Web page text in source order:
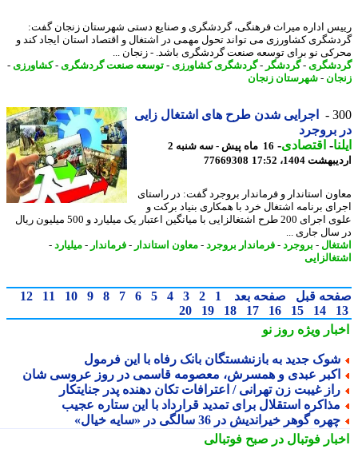
اداره میراث فرهنگی، گردشگری و صنایع دستی شهرستان زنجان گفت:
کشاورزی می تواند تحول مهمی در اشتغال و اقتصاد استان ایجاد کند و
نو برای توسعه صنعت گردشگری باشد. - زنجان ...
- گردشگر-گردشگری کشاورزی- توسعه صنعت گردشگری- کشاورزی-
-شهرستان زنجان
اجرایی شدن طرح های اشتغال زایی
بروجرد
-اقتصادی-
16 ماه پیش - سه شنبه 2
1404، 17:52
77669308
استاندار و فرماندار بروجرد گفت: در راستای
برنامه اشتغال خرد با همکاری بنیاد برکت و
علوی اجرای 200 طرح اشتغالزایی با میانگین اعتبار یک میلیارد و 500 میلیون ریال
جاری ...
-بروجرد-فرماندار بروجرد-معاون استاندار-فرماندار-میلیارد-
قبل صفحه بعد 1
2
3
4
5
6
7
8
9
10
11
12
14
15
16
17
18
19
20
ویژهروز نو
جدید به بازنشستگان بانک رفاه با این فرمول
عبدی و همسرش، معصومه قاسمی در روز عروسی شان
غیبت زن تهرانی / اعترافات تکان دهنده پدر جنایتکار
استقلال برای تمدید قرارداد با این ستاره عجیب
گوهر خیراندیش در 36 سالگی در «سایه خیال»
فوتبال در صبح فوتبالی